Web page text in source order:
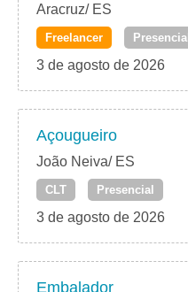
Aracruz/ ES
Freelancer Presencial
3 de agosto de 2026
Açougueiro
João Neiva/ ES
CLT Presencial
3 de agosto de 2026
Embalador